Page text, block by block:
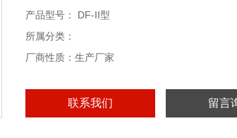
产品型号： DF-II型
所属分类：
厂商性质：生产厂家
联系我们 留言